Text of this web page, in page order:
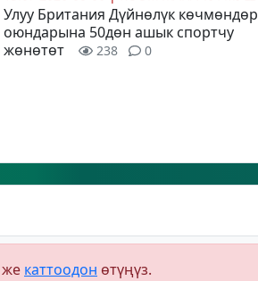
Улуу Британия Дүйнөлүк көчмөндөр
оюндарына 50дөн ашык спортчу
жөнөтөт
238 0
же каттоодон өтүңүз.